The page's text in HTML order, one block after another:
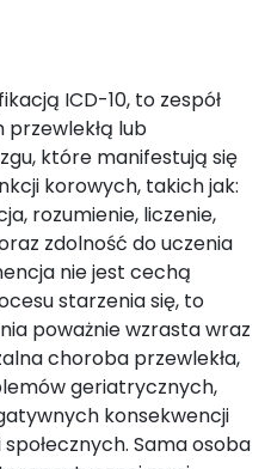
ICD-10, to zespół
lub
które manifestują się
korowych, takich jak:
rozumienie, liczenie,
zdolność do uczenia
nie jest cechą
starzenia się, to
poważnie wzrasta wraz
choroba przewlekła,
geriatrycznych,
konsekwencji
Sama osoba